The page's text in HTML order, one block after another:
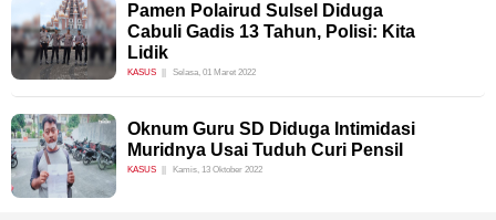
Pamen Polairud Sulsel Diduga
Cabuli Gadis 13 Tahun, Polisi: Kita
Lidik
KASUS Selasa, 01 Maret 2022
Oknum Guru SD Diduga Intimidasi
Muridnya Usai Tuduh Curi Pensil
KASUS Kamis, 13 Oktober 2022